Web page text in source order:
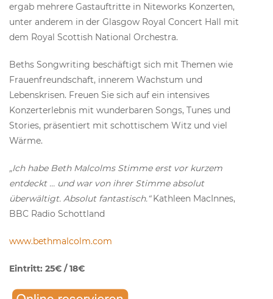
ergab mehrere Gastauftritte in Niteworks Konzerten,
unter anderem in der Glasgow Royal Concert Hall mit
dem Royal Scottish National Orchestra.
Beths Songwriting beschäftigt sich mit Themen wie
Frauenfreundschaft, innerem Wachstum und
Lebenskrisen. Freuen Sie sich auf ein intensives
Konzerterlebnis mit wunderbaren Songs, Tunes und
Stories, präsentiert mit schottischem Witz und viel
Wärme.
„Ich habe Beth Malcolms Stimme erst vor kurzem
entdeckt … und war von ihrer Stimme absolut
überwältigt. Absolut fantastisch.“Kathleen MacInnes,
BBC Radio Schottland
www.bethmalcolm.com
Eintritt: 25€ / 18€